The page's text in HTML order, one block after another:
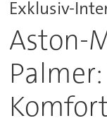
Exklusiv-
Aston-